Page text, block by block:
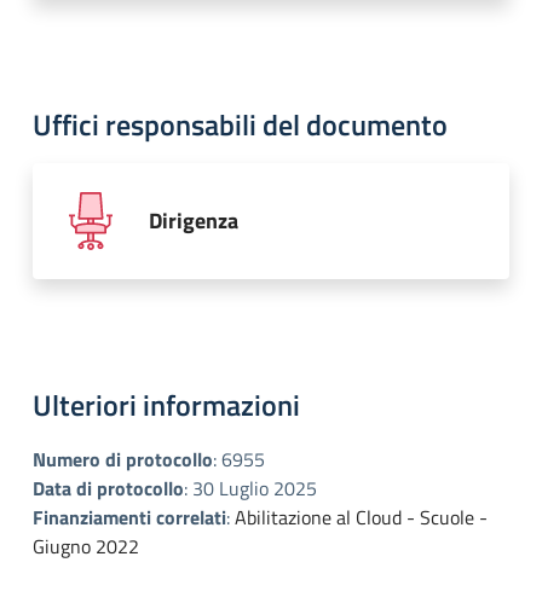
Uffici responsabili del documento
Dirigenza
Ulteriori informazioni
Numero di protocollo:6955
Data di protocollo: 30 Luglio 2025
Finanziamenti correlati:Abilitazione al Cloud - Scuole -
Giugno 2022